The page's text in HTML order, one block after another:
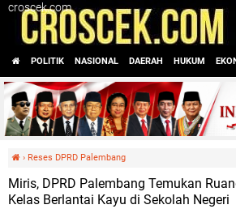
croscek.com
POLITIK NASIONAL DAERAH HUKUM
› Reses DPRD Palembang
Miris, DPRD Palembang Temukan
Kelas Berlantai Kayu di Sekolah Negeri